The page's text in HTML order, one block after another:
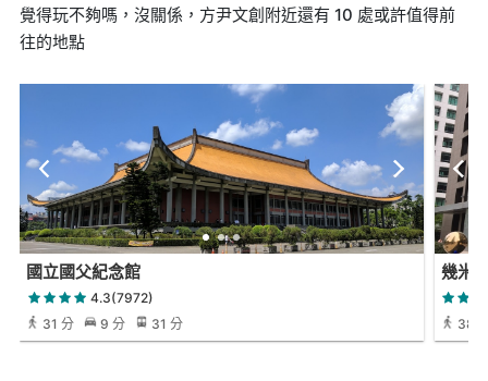
覺得玩不夠嗎，沒關係，方尹文創附近還有 10 處或許值得前
往的地點
國立國父紀念館
4.3(7972)
31 分
9 分 31 分
幾米
38